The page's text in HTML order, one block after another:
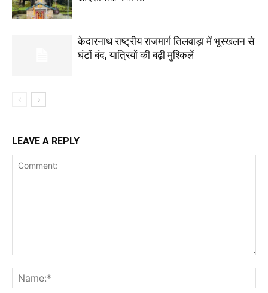
केदारनाथ राष्ट्रीय राजमार्ग तिलवाड़ा में भूस्खलन से
घंटों बंद, यात्रियों की बढ़ी मुश्किलें
LEAVE A REPLY